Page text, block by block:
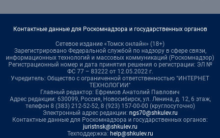
Контактные данные для Роскомнадзора и государственных органов
Сетевое издание «Томск онлайн» (18+)
Зарегистрировано Федеральной службой по надзору в сфере связи,
информационных технологий и массовых коммуникаций (Роскомнадзор)
Регистрационный номер и дата принятия решения о регистрации: ЭЛ №
ФС 77 – 83222 от 12.05.2022 г.
Учредитель: Общество с ограниченной ответственностью "ИНТЕРНЕТ
ТЕХНОЛОГИИ"
Главный редактор: Ефремов Анатолий Павлович
Адрес редакции: 630099, Россия, Новосибирск, ул. Ленина, д. 12, 6 этаж,
телефон 8 (383) 212-52-52, 8 (923) 157-00-00 (круглосуточно)
Электронный адрес редакции: ngs70@shkulev.ru
Контактные данные для Роскомнадзора и государственных органов:
juristnsk@shkulev.ru
Техподдержка: help@shkulev.ru